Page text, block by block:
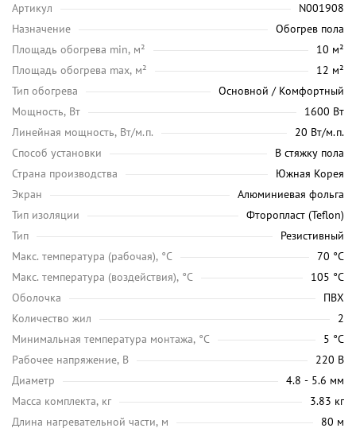
Артикул
N001908
Назначение
Обогрев пола
Площадь обогрева min, м²
10 м²
Площадь обогрева max, м²
12 м²
Тип обогрева
Основной / Комфортный
Мощность, Вт
1600 Вт
Линейная мощность, Вт/м.п.
20 Вт/м.п.
Способ установки
В стяжку пола
Страна производства
Южная Корея
Экран
Алюминиевая фольга
Тип изоляции
Фторопласт (Teflon)
Тип
Резистивный
Maкс. температура (рабочая), °C
70 °C
Макс. температура (воздействия), °C
105 °C
Оболочка
ПВХ
Количество жил
2
Минимальная температура монтажа, °C
5 °C
Рабочее напряжение, В
220 В
Диаметр
4.8 - 5.6 мм
Масса комплекта, кг
3.83 кг
Длина нагревательной части, м
80 м